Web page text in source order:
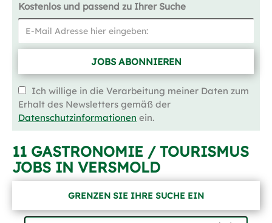
Kostenlos und passend zu Ihrer Suche
JOBS ABONNIEREN
Ich willige in die Verarbeitung meiner Daten zum
Erhalt des Newsletters gemäß der
Datenschutzinformationen ein.
11 GASTRONOMIE / TOURISMUS
JOBS IN VERSMOLD
GRENZEN SIE IHRE SUCHE EIN